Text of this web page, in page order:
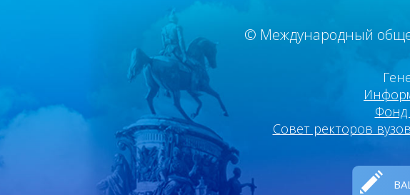
© Международный
Фонд
Совет ректоров